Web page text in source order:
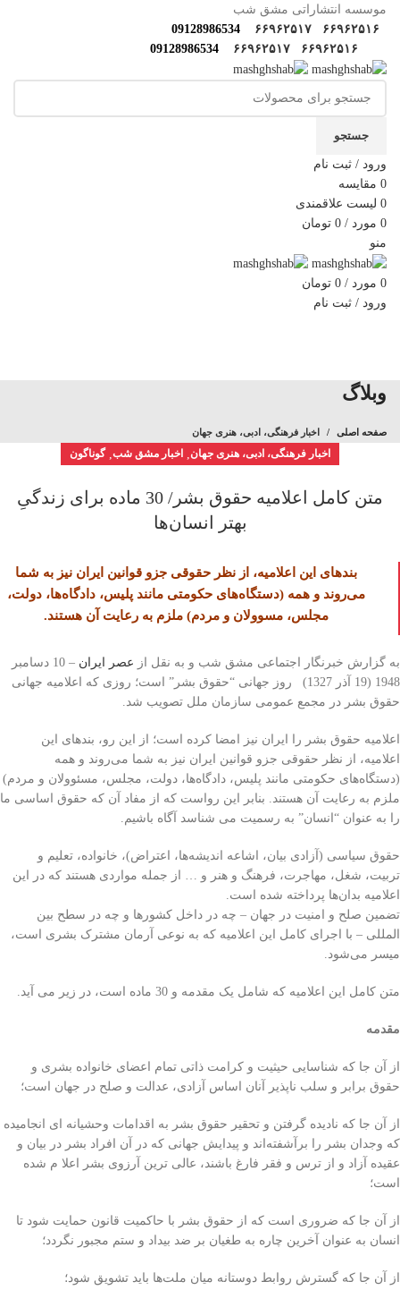
موسسه انتشاراتی مشق شب
۶۶۹۶۲۵۱۶
۶۶۹۶۲۵۱۷
09128986534
۶۶۹۶۲۵۱۶
۶۶۹۶۲۵۱۷ 09128986534
جستجو
ورود / ثبت نام
0 مقایسه
0 لیست علاقمندی
0 مورد /
0 تومان
منو
0 مورد /
0 تومان
ورود / ثبت نام
وبلاگ
صفحه اصلی اخبار فرهنگی، ادبی، هنری جهان
اخبار فرهنگی، ادبی، هنری جهان اخبار مشق شب ,گوناگون
متن کامل اعلامیه حقوق بشر/ 30 ماده برای زندگیِ
بهتر انسان‌ها
بندهای این اعلامیه، از نظر حقوقی جزو قوانین ایران نیز به شما
می‌روند و همه (دستگاه‌های حکومتی مانند پلیس، دادگاه‌ها، دولت،
مجلس، مسوولان و مردم) ملزم به رعایت آن هستند.
به گزارش خبرنگار اجتماعی مشق شب و به نقل از عصر ایران
– 10 دسامبر
1948 (19 آذر 1327) روز جهانی “حقوق بشر” است؛ روزی که اعلامیه جهانی
حقوق بشر در مجمع عمومی سازمان ملل تصویب شد.
اعلامیه حقوق بشر را ایران نیز امضا کرده است؛ از این رو، بندهای این
اعلامیه، از نظر حقوقی جزو قوانین ایران نیز به شما می‌روند و همه
(دستگاه‌های حکومتی مانند پلیس، دادگاه‌ها، دولت، مجلس، مسئوولان و مردم)
ملزم به رعایت آن هستند. بنابر این رواست که از مفاد آن که حقوق اساسی ما
را به عنوان “انسان” به رسمیت می شناسد آگاه باشیم.
حقوق سیاسی (آزادی بیان، اشاعه اندیشه‌ها، اعتراض)، خانواده، تعلیم و
تربیت، شغل، مهاجرت، فرهنگ و هنر و … از جمله مواردی هستند که در این
اعلامیه بدان‌ها پرداخته شده است.
تضمین صلح و امنیت در جهان – چه در داخل کشورها و چه در سطح بین
المللی – با اجرای کامل این اعلامیه که به نوعی آرمان مشترک بشری است،
میسر می‌شود.
متن کامل این اعلامیه که شامل یک مقدمه و 30 ماده است، در زیر می آید.
مقدمه
از آن جا كه شناسايی حيثيت و كرامت ذاتی تمام اعضای خانواده بشری و
حقوق برابر و سلب ناپذير آنان اساس آزادی، عدالت و صلح در جهان است؛
از آن جا كه ناديده گرفتن و تحقير حقوق بشر به اقدامات وحشيانه ای انجاميده
كه وجدان بشر را برآشفته‌اند و پيدايش جهانی كه در آن افراد بشر در بيان و
عقيده آزاد و از ترس و فقر فارغ باشند، عالی ترين آرزوی بشر اعلا م شده
است؛
از آن جا كه ضروری است كه از حقوق بشر با حاكميت قانون حمايت شود تا
انسان به عنوان آخرين چاره به طغيان بر ضد بيداد و ستم مجبور نگردد؛
از آن جا كه گسترش روابط دوستانه ميان ملت‌ها بايد تشويق شود؛